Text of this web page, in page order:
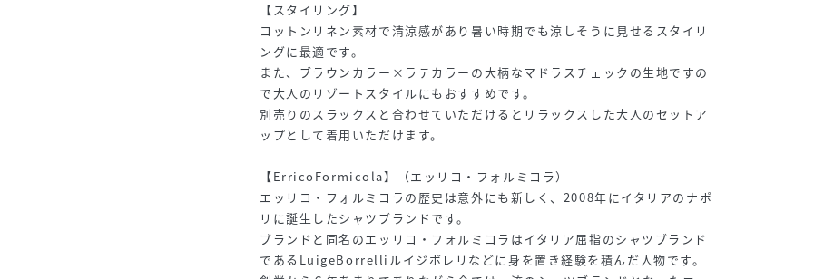
【スタイリング】
コットンリネン素材で清涼感があり暑い時期でも涼しそうに見せるスタイリ
ングに最適です。
また、ブラウンカラー×ラテカラーの大柄なマドラスチェックの生地ですの
で大人のリゾートスタイルにもおすすめです。
別売りのスラックスと合わせていただけるとリラックスした大人のセットア
ップとして着用いただけます。
【ErricoFormicola】（エッリコ・フォルミコラ）
エッリコ・フォルミコラの歴史は意外にも新しく、2008年にイタリアのナポ
リに誕生したシャツブランドです。
ブランドと同名のエッリコ・フォルミコラはイタリア屈指のシャツブランド
であるLuigeBorrelliルイジボレリなどに身を置き経験を積んだ人物です。